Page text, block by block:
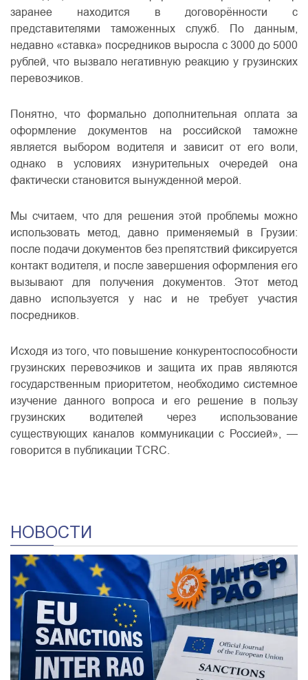
заранее находится в договорённости с
представителями таможенных служб. По данным,
недавно «ставка» посредников выросла с 3000 до 5000
рублей, что вызвало негативную реакцию у грузинских
перевозчиков.
Понятно, что формально дополнительная оплата за
оформление документов на российской таможне
является выбором водителя и зависит от его воли,
однако в условиях изнурительных очередей она
фактически становится вынужденной мерой.
Мы считаем, что для решения этой проблемы можно
использовать метод, давно применяемый в Грузии:
после подачи документов без препятствий фиксируется
контакт водителя, и после завершения оформления его
вызывают для получения документов. Этот метод
давно используется у нас и не требует участия
посредников.
Исходя из того, что повышение конкурентоспособности
грузинских перевозчиков и защита их прав являются
государственным приоритетом, необходимо системное
изучение данного вопроса и его решение в пользу
грузинских водителей через использование
существующих каналов коммуникации с Россией», —
говорится в публикации TCRC.
НОВОСТИ